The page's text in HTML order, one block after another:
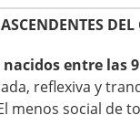
DEL
nacidos entre las
reflexiva y
menos social de